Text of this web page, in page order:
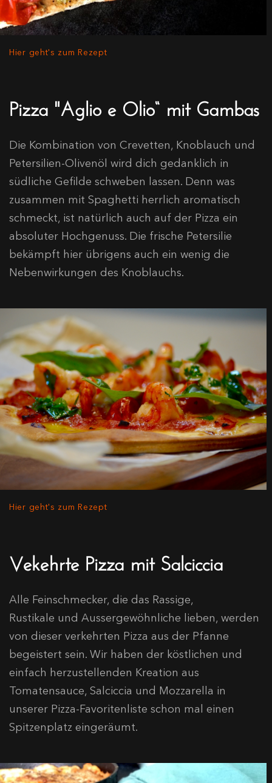
Hier geht's zum Rezept
Pizza "Aglio e Olio“ mit Gambas
Die Kombination von Crevetten, Knoblauch und
Petersilien-Olivenöl wird dich gedanklich in
südliche Gefilde schweben lassen. Denn was
zusammen mit Spaghetti herrlich aromatisch
schmeckt, ist natürlich auch auf der Pizza ein
absoluter Hochgenuss. Die frische Petersilie
bekämpft hier übrigens auch ein wenig die
Nebenwirkungen des Knoblauchs.
Hier geht's zum Rezept
Vekehrte Pizza mit Salciccia
Alle Feinschmecker, die das Rassige,
Rustikale und Aussergewöhnliche lieben, werden
von dieser verkehrten Pizza aus der Pfanne
begeistert sein. Wir haben der köstlichen und
einfach herzustellenden Kreation aus
Tomatensauce, Salciccia und Mozzarella in
unserer Pizza-Favoritenliste schon mal einen
Spitzenplatz eingeräumt.